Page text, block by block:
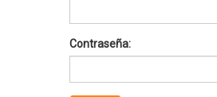
Contraseña: